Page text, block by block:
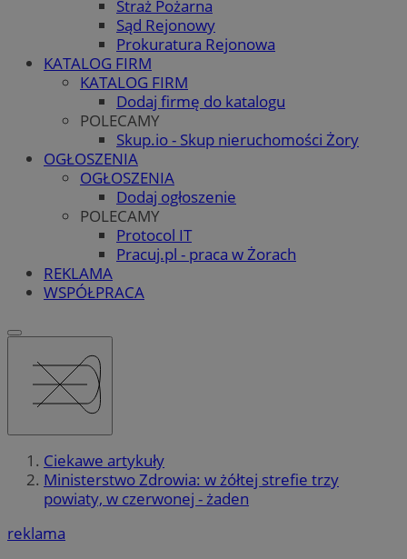
Straż Pożarna
Sąd Rejonowy
Prokuratura Rejonowa
KATALOG FIRM
KATALOG FIRM
Dodaj firmę do katalogu
POLECAMY
Skup.io - Skup nieruchomości Żory
OGŁOSZENIA
OGŁOSZENIA
Dodaj ogłoszenie
POLECAMY
Protocol IT
Pracuj.pl - praca w Żorach
REKLAMA
WSPÓŁPRACA
Ciekawe artykuły
Ministerstwo Zdrowia: w żółtej strefie trzy
powiaty, w czerwonej - żaden
reklama